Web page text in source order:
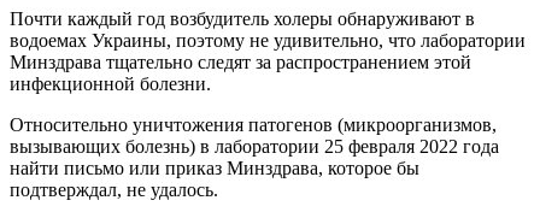
Почти каждый год возбудитель холеры обнаруживают в
водоемах Украины, поэтому не удивительно, что лаборатории
Минздрава тщательно следят за распространением этой
инфекционной болезни.
Относительно уничтожения патогенов (микроорганизмов,
вызывающих болезнь) в лаборатории 25 февраля 2022 года
найти письмо или приказ Минздрава, которое бы
подтверждал, не удалось.